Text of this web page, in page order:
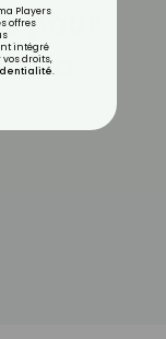
pour
la
Players
offres
intégré
droits,
.